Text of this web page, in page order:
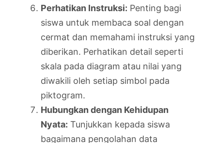
Perhatikan Instruksi: Penting bagi
siswa untuk membaca soal dengan
cermat dan memahami instruksi yang
diberikan. Perhatikan detail seperti
skala pada diagram atau nilai yang
diwakili oleh setiap simbol pada
piktogram.
Hubungkan dengan Kehidupan
Nyata: Tunjukkan kepada siswa
bagaimana pengolahan data